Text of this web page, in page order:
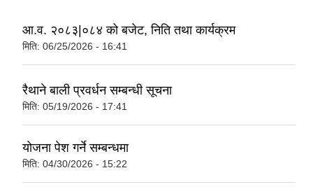
आ.व. २०८३|०८४ को बजेट, निति तथा कार्यक्रम
मिति: 06/25/2026 - 16:41
रैथाने बाली प्रवर्धन सम्बन्धी सूचना
मिति: 05/19/2026 - 17:41
योजना पेश गर्ने सम्बन्धमा
मिति: 04/30/2026 - 15:22